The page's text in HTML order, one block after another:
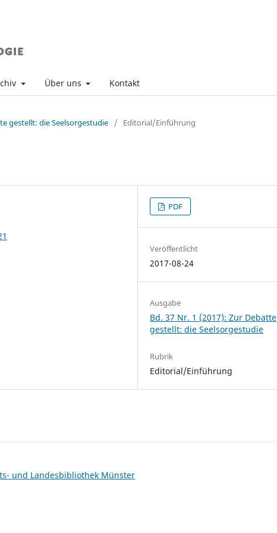
Über uns Kontakt
gestellt: die Seelsorgestudie / Editorial/Einführung
PDF
Veröffentlicht
2017-08-24
Ausgabe
Bd. 37 Nr. 1 (2017): Zur Debatte
gestellt: die Seelsorgestudie
Rubrik
Editorial/Einführung
und Landesbibliothek Münster